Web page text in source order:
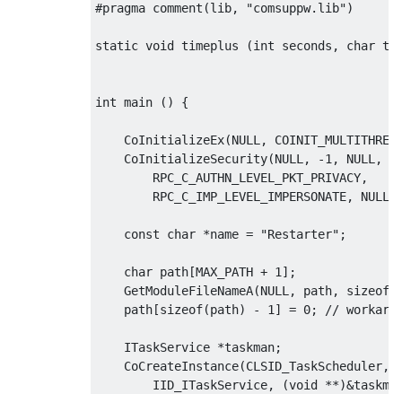
#pragma comment(lib, "comsuppw.lib")
static void timeplus (int seconds, char
int main () {
CoInitializeEx(NULL,
CoInitializeSecurity(NULL, -1, NULL,
        RPC_C_AUTHN_LEVEL_PKT_PRIVACY,
RPC_C_IMP_LEVEL_IMPERSONATE, NULL,
    const char *name = "Restarter";
    char path[MAX_PATH + 1];
GetModuleFileNameA(NULL, path,
path[sizeof(path) - 1] = 0; //
    ITaskService *taskman;
CoCreateInstance(CLSID_TaskScheduler,
IID_ITaskService, (void